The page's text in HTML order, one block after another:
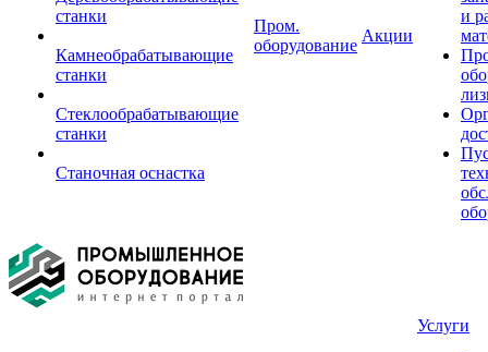
станки
Камнеобрабатывающие
станки
Стеклообрабатывающие
станки
Станочная оснастка
Пром.
оборудование
Акции
и
Услуги